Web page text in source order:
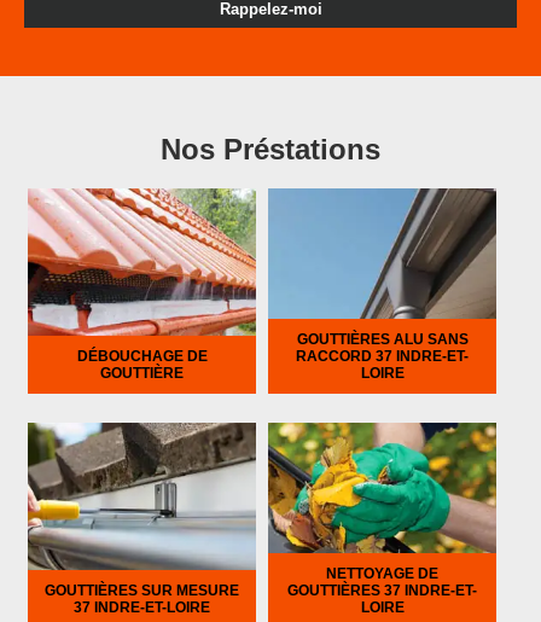
Nos Préstations
DÉBOUCHAGE DE
GOUTTIÈRE
GOUTTIÈRES ALU SANS
RACCORD 37 INDRE-ET-
LOIRE
GOUTTIÈRES SUR MESURE
37 INDRE-ET-LOIRE
NETTOYAGE DE
GOUTTIÈRES 37 INDRE-ET-
LOIRE